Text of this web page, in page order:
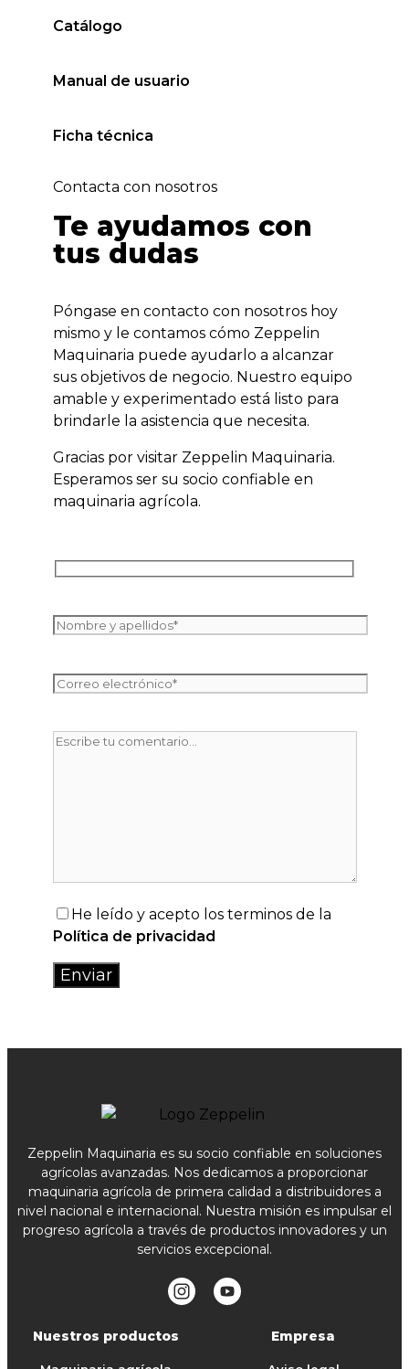
Catálogo
Manual de usuario
Ficha técnica
Contacta con nosotros
Te ayudamos con
tus dudas
Póngase en contacto con nosotros hoy
mismo y le contamos cómo Zeppelin
Maquinaria puede ayudarlo a alcanzar
sus objetivos de negocio. Nuestro equipo
amable y experimentado está listo para
brindarle la asistencia que necesita.
Gracias por visitar Zeppelin Maquinaria.
Esperamos ser su socio confiable en
maquinaria agrícola.
He leído y acepto los terminos de la
Política de privacidad
Zeppelin Maquinaria es su socio confiable en soluciones
agrícolas avanzadas. Nos dedicamos a proporcionar
maquinaria agrícola de primera calidad a distribuidores a
nivel nacional e internacional. Nuestra misión es impulsar el
progreso agrícola a través de productos innovadores y un
servicios excepcional.
Nuestros productos Empresa